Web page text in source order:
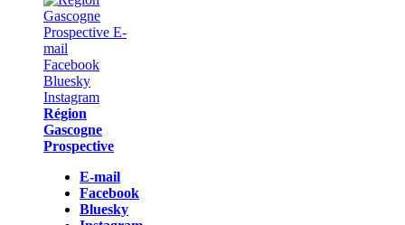
Région
Gascogne
Prospective
E-mail
Facebook
Bluesky